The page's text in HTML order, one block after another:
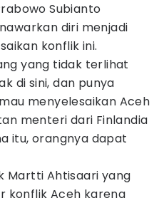
Subianto
diri menjadi
konflik ini.
yang tidak terlihat
di sini, dan punya
menyelesaikan Aceh
menteri dari Finlandia
itu, orangnya dapat
Martti Ahtisaari yang
konflik Aceh karena